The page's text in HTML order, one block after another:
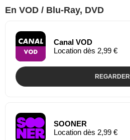
En VOD / Blu-Ray, DVD
Canal VOD
Location dès 2,99 €
REGARDER
SOONER
Location dès 2,99 €